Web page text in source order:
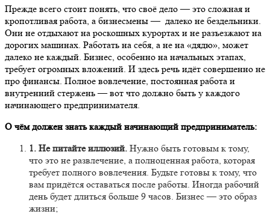
Прежде всего стоит понять, что своё дело — это сложная и
кропотливая работа, а бизнесмены — далеко не бездельники.
Они не отдыхают на роскошных курортах и не разъезжают на
дорогих машинах. Работать на себя, а не на «дядю», может
далеко не каждый. Бизнес, особенно на начальных этапах,
требует огромных вложений. И здесь речь идёт совершенно не
про финансы. Полное вовлечение, постоянная работа и
внутренний стержень — вот что должно быть у каждого
начинающего предпринимателя.
О чём должен знать каждый начинающий предприниматель:
1. Не питайте иллюзий. Нужно быть готовым к тому,
что это не развлечение, а полноценная работа, которая
требует полного вовлечения. Будьте готовы к тому, что
вам придётся оставаться после работы. Иногда рабочий
день будет длиться больше 9 часов. Бизнес — это образ
жизни;